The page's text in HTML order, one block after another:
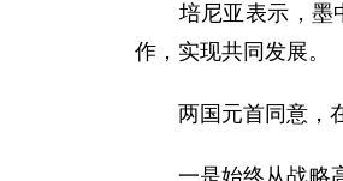
培尼亚表示，墨中
作，实现共同发展。
两国元首同意，在
一是始终从战略高